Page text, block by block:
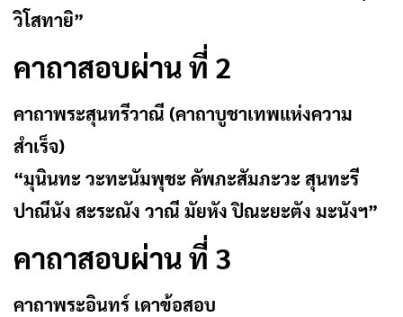
วิโสทายิ”
คาถาสอบผ่าน ที่ 2
คาถาพระสุนทรีวาณี (คาถาบูชาเทพแห่งความ
สำเร็จ)
“มุนินทะ วะทะนัมพุชะ คัพภะสัมภะวะ สุนทะรี
ปาณีนัง สะระณัง วาณี มัยหัง ปิณะยะตัง มะนังฯ”
คาถาสอบผ่าน ที่ 3
คาถาพระอินทร์ เดาข้อสอบ